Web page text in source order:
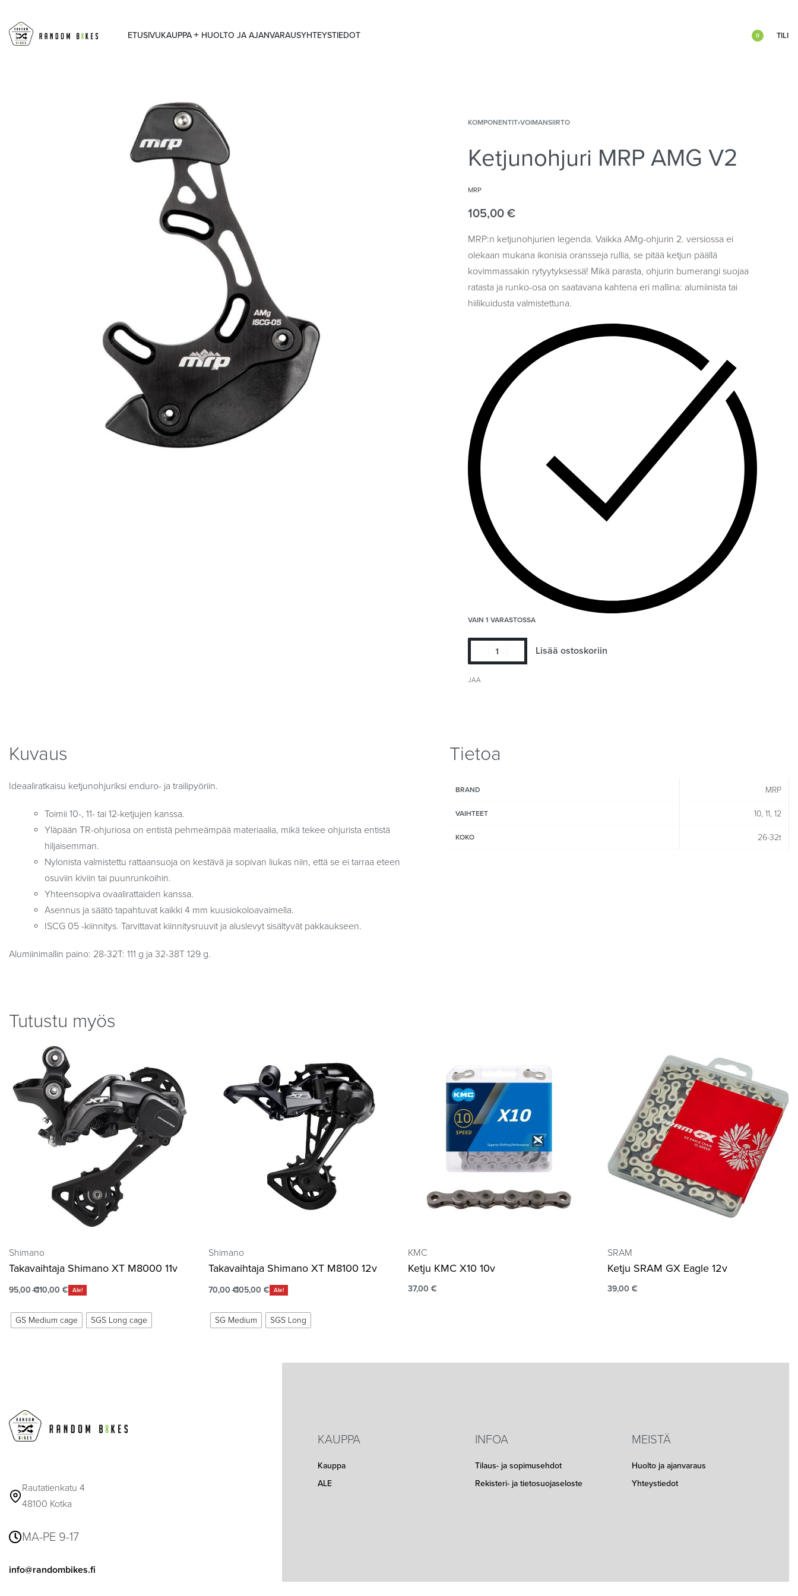
ETUSIVUKAUPPA HUOLTO JA AJANVARAUSYHTEYSTIEDOT 0 TILI
KOMPONENTIT›VOIMANSIIRTO
Ketjunohjuri MRP AMG V2
MRP
105,00 €
MRP:n ketjunohjurien legenda. Vaikka AMg-ohjurin 2. versiossa ei
olekaan mukana ikonisia oransseja rullia, se pitää ketjun päällä
kovimmassakin rytyytyksessä! Mikä parasta, ohjurin bumerangi suojaa
ratasta ja runko-osa on saatavana kahtena eri mallina: alumiinista tai
hiilikuidusta valmistettuna.
VAIN 1 VARASTOSSA
Lisää ostoskoriin
JAA
Kuvaus
Ideaaliratkaisu ketjunohjuriksi enduro- ja trailipyöriin.
Toimii 10-, 11- tai 12-ketjujen kanssa.
Yläpään TR-ohjuriosa on entistä pehmeämpää materiaalia, mikä tekee ohjurista entistä
hiljaisemman.
Nylonista valmistettu rattaansuoja on kestävä ja sopivan liukas niin, että se ei tarraa eteen
osuviin kiviin tai puunrunkoihin.
Yhteensopiva ovaalirattaiden kanssa.
Asennus ja säätö tapahtuvat kaikki 4 mm kuusiokoloavaimella.
ISCG 05 -kiinnitys. Tarvittavat kiinnitysruuvit ja aluslevyt sisältyvät pakkaukseen.
Alumiinimallin paino: 28-32T: 111 g ja 32-38T 129 g.
Tietoa
BRAND MRP
VAIHTEET 10, 11, 12
KOKO 26-32t
Tutustu myös
Shimano
Takavaihtaja Shimano XT M8000 11v
95,00€110,00 € Ale!
GS Medium cage SGS Long cage
Shimano
Takavaihtaja Shimano XT M8100 12v
70,00€105,00 € Ale!
SG Medium SGS Long
KMC
Ketju KMC X10 10v
37,00 €
SRAM
Ketju SRAM GX Eagle 12v
39,00 €
Rautatienkatu 4
48100 Kotka
MA-PE 9-17
info@randombikes.fi
KAUPPA
Kauppa
ALE
INFOA
Tilaus- ja sopimusehdot
Rekisteri- ja tietosuojaseloste
MEISTÄ
Huolto ja ajanvaraus
Yhteystiedot